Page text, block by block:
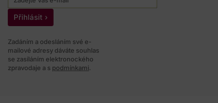
Přihlásit
Zadáním a odesláním své e-
mailové adresy dáváte souhlas
se zasíláním elektronockého
zpravodaje a s podmínkami.